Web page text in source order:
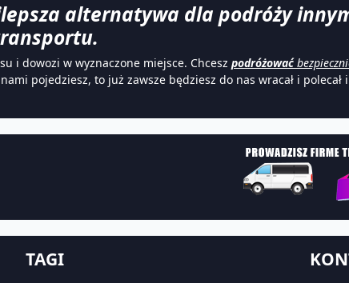
alternatywa dla podróży
i dowozi w wyznaczone miejsce. Chcesz podróżować
pojedziesz, to już zawsze będziesz do nas wracał i polecał
TAGI